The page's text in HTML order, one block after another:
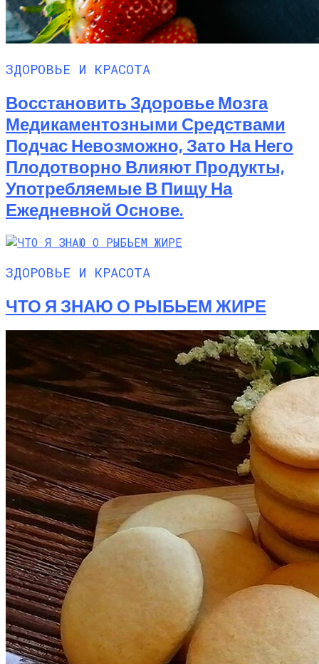
ЗДОРОВЬЕ И КРАСОТА
Восстановить Здоровье Мозга
Медикаментозными Средствами
Подчас Невозможно, Зато На Него
Плодотворно Влияют Продукты,
Употребляемые В Пищу На
Ежедневной Основе.
ЗДОРОВЬЕ И КРАСОТА
ЧТО Я ЗНАЮ О РЫБЬЕМ ЖИРЕ